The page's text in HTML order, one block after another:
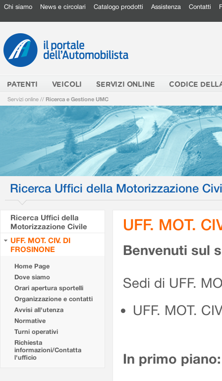
Chi siamo News e circolari Catalogo prodotti Assistenza Contatti
PATENTI VEICOLI SERVIZI ONLINE CODICE
Servizi online // Ricerca e Gestione UMC
Ricerca Uffici della Motorizzazione
Ricerca Uffici della
Motorizzazione Civile
UFF. MOT. CIV. DI
FROSINONE
Home Page
Dove siamo
Orari apertura sportelli
Organizzazione e contatti
Avvisi all'utenza
Normative
Turni operativi
Richiesta
informazioni/Contatta
l'ufficio
UFF. MOT.
Benvenuti sul
Sedi di UFF.
UFF. MOT.
In primo piano: